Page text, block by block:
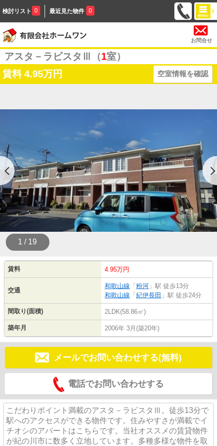
検討リスト 0 最近見た物件 0
お問合せ
アスタ－ラビスタⅢ（1室）
賃料 4.95万円 空室情報を確認
1 / 19
賃料 4.95万円
交通
和歌山線 「 粉河 」駅 徒歩13分
和歌山線 「 紀伊長田 」駅 徒歩24分
間取り(面積) 2LDK(58.86㎡)
築年月 2006年 3月(築20年)
メールでお問い合わせする(無料)
電話でお問い合わせする
こだわりポイント満載のアスタ－ラビスタⅢ。徒歩13分で
駅へのアクセスができる物件です。住みやすさが満載でイ
チオシのアパートはこちらです。当社オススメの賃貸物件
が紀の川市に数多く立地しています。多種多様な物件を取